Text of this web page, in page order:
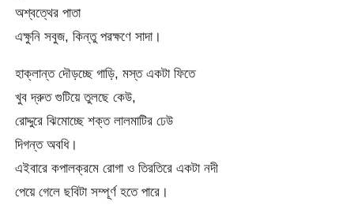
অশ্বত্থের পাতা
এক্ষুনি সবুজ, কিন্তু পরক্ষণে সাদা।
হাক্লান্ত দৌড়চ্ছে গাড়ি, মস্ত একটা ফিতে
খুব দ্রুত গুটিয়ে তুলছে কেউ,
রোদ্দুরে ঝিমোচ্ছে শক্ত লালমাটির ঢেউ
দিগন্ত অবধি।
এইবারে কপালক্রমে রোগা ও তিরতিরে একটা নদী
পেয়ে গেলে ছবিটা সম্পূর্ণ হতে পারে।